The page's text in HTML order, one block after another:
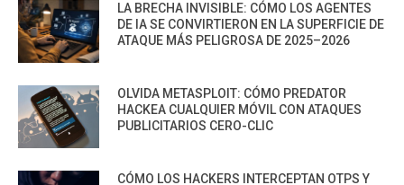
LA BRECHA INVISIBLE: CÓMO LOS AGENTES
DE IA SE CONVIRTIERON EN LA SUPERFICIE DE
ATAQUE MÁS PELIGROSA DE 2025–2026
OLVIDA METASPLOIT: CÓMO PREDATOR
HACKEA CUALQUIER MÓVIL CON ATAQUES
PUBLICITARIOS CERO-CLIC
CÓMO LOS HACKERS INTERCEPTAN OTPS Y